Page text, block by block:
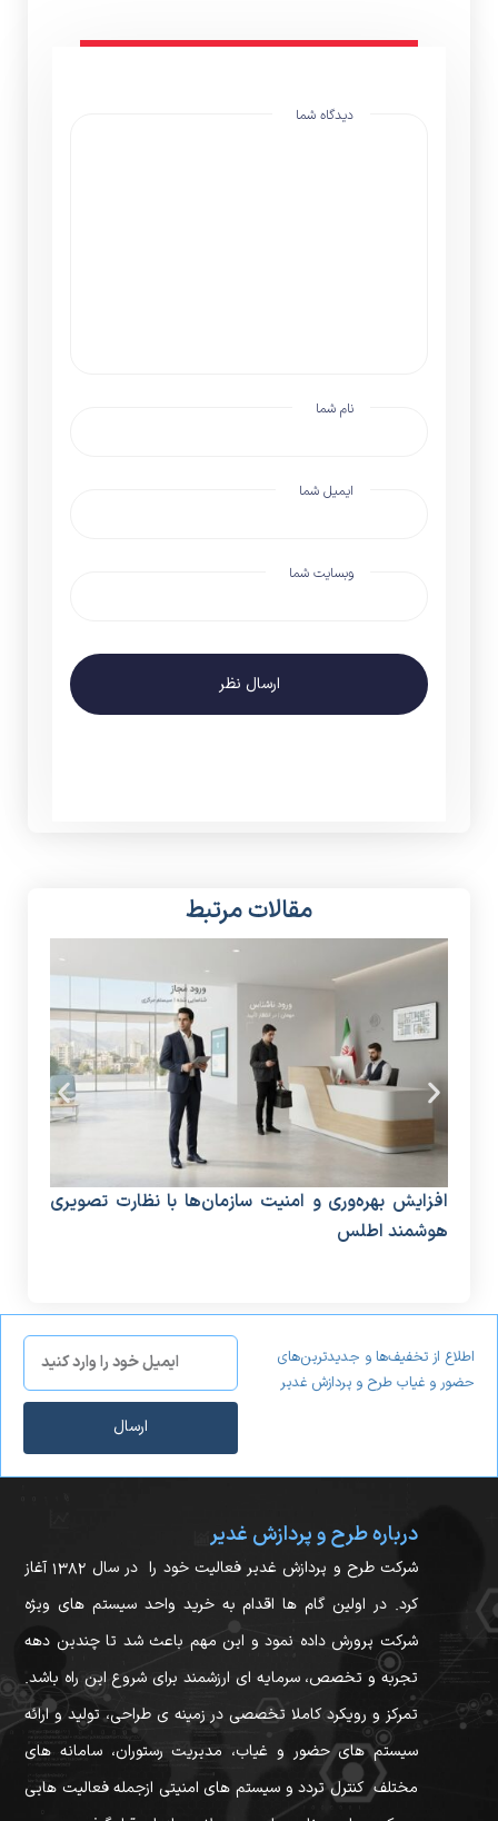
دیدگاه شما
نام شما
ایمیل شما
وبسایت شما
ارسال نظر
مقالات مرتبط
افزایش بهره‌وری و امنیت سازمان‌ها با نظارت تصویری
هوشمند اطلس
اطلاع از تخفیف‌ها و جدیدترین‌های
حضور و غیاب طرح و پردازش غدیر
ارسال
درباره طرح و پردازش غدیر
شرکت طرح و پردازش غدیر فعالیت خود را در سال ۱۳۸۲ آغاز
کرد. در اولین گام ها اقدام به خرید واحد سیستم های ویژه
شرکت پرورش داده نمود و این مهم باعث شد تا چندین دهه
تجربه و تخصص، سرمایه ای ارزشمند برای شروع این راه باشد.
تمرکز و رویکرد کاملا تخصصی در زمینه ی طراحی، تولید و ارائه
سیستم های حضور و غیاب، مدیریت رستوران، سامانه های
مختلف کنترل تردد و سیستم های امنیتی ازجمله فعالیت هایی